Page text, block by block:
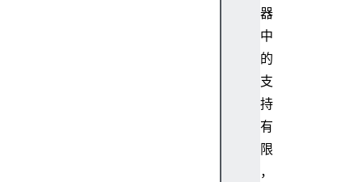
器
中
的
支
持
有
限
，